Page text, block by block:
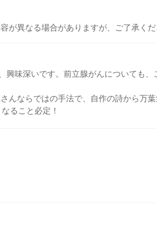
が異なる場合がありますが、ご了承くだ
味深いです。前立腺がんについても
んならではの手法で、自作の詩から万
ること必定！